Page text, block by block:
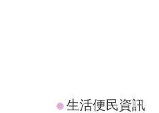
生活便民資訊